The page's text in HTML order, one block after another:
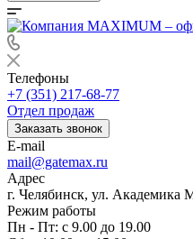
Телефоны
+7 (351) 217-68-77
Отдел продаж
Заказать звонок
E-mail
mail@gatemax.ru
Адрес
г. Челябинск, ул. Академика
Режим работы
Пн - Пт: с 9.00 до 19.00